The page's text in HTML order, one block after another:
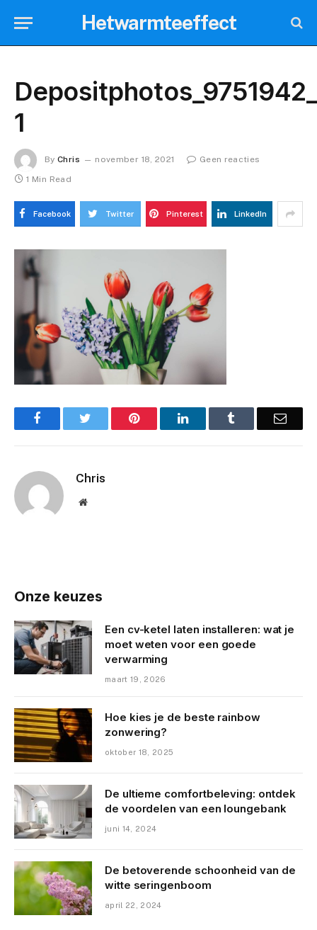
Hetwarmteeffect
1
By Chris november 18, 2021
Geen reacties
1 Min Read
Facebook Twitter Pinterest LinkedIn
Facebook Pinterest LinkedIn Email
Chris
Website
Onze keuzes
Een cv-ketel laten installeren: wat je
moet weten voor een goede
verwarming
maart 19, 2026
Hoe kies je de beste rainbow
zonwering?
oktober 18, 2025
De ultieme comfortbeleving: ontdek
de voordelen van een loungebank
juni 14, 2024
De betoverende schoonheid van de
witte seringenboom
april 22, 2024